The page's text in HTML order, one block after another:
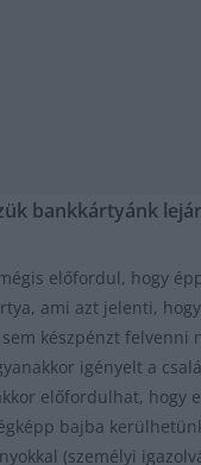
bankkártyánk
előfordul, hogy
ami azt jelenti,
készpénzt felvenni
igényelt a
előfordulhat, hogy
bajba
(személyi